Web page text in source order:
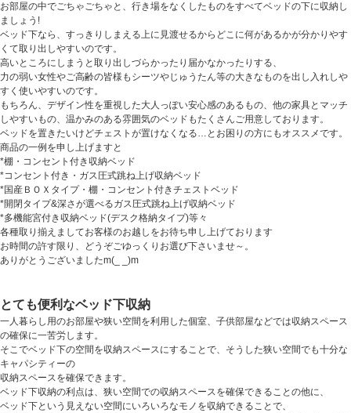
お部屋の中でごちゃごちゃと、行き場をなくしたものをすべてベッドの下に収納し
ましょう!
ベッド下なら、すっきりしまえる上に見渡せるからどこに何があるかが分かりやす
くて取り出しやすいのです。
高いところにしまうと取り出しづらかったり届かなかったりする、
力の弱い女性やご高齢の皆様もシーツやじゅうたん等の大きなものを出し入れしや
すく使いやすいのです。
もちろん、デザイン性を重視した大人っぽい安心感のあるもの、他の家具とマッチ
しやすいもの、温かみのある雰囲気のベッドもたくさんご用意しております。
ベッドを置きたいけどチェストが置けなくなる…とお困りの方にもオススメです。
商品の一例を申し上げますと
*棚・コンセント付き収納ベッド
*コンセント付き・ガス圧式跳ね上げ収納ベッド
*国産ＢＯＸタイプ・棚・コンセント付きチェストベッド
*開閉タイプ&深さが選べるガス圧式跳ね上げ収納ベッド
*多機能宮付き収納ベッド(デスク格納タイプ)等々
各種取り揃えましてお客様のお越しをお待ち申し上げております
お時間の許す限り、どうぞごゆっくりお選び下さいませ～。
ありがとうございましたm(_ _)m
とても便利なベッド下収納
一人暮らし用のお部屋や狭い空間を利用した個室、子供部屋などでは収納スペース
の確保に一苦労します。
そこでベッド下の空間を収納スペースにすることで、そうした狭い空間でも十分な
キャパシティーの
収納スペースを確保できます。
ベッド下収納の利点は、狭い空間での収納スペースを確保できることの他に、
ベッド下という見えない空間にいろいろなモノを収納できることで、